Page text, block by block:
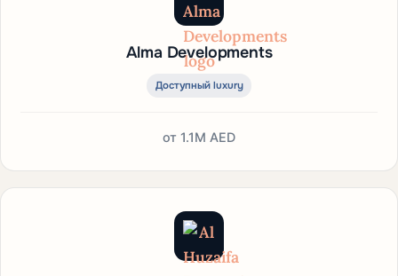
Alma Developments
Доступный luxury
от 1.1M AED